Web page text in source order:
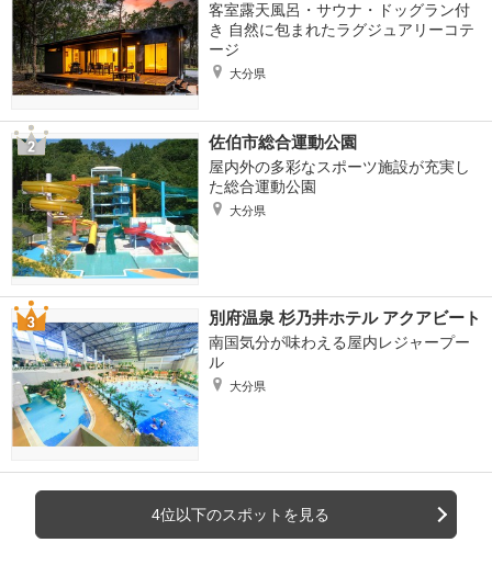
客室露天風呂・サウナ・ドッグラン付
き 自然に包まれたラグジュアリーコテ
ージ
大分県
佐伯市総合運動公園
屋内外の多彩なスポーツ施設が充実し
た総合運動公園
大分県
別府温泉 杉乃井ホテル アクアビート
南国気分が味わえる屋内レジャープー
ル
大分県
4位以下のスポットを見る